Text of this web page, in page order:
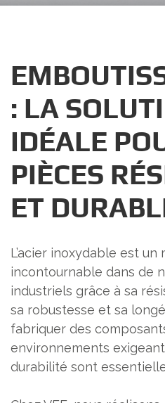
: LA
IDÉALE
PIÈCES
ET
L’acier inoxydable est un
incontournable dans de
industriels grâce à sa
sa robustesse et sa
fabriquer des
environnements
durabilité sont